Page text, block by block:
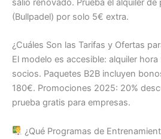
salió renovado. Prueba el alquiler de
(Bullpadel) por solo 5€ extra.
¿Cuáles Son las Tarifas y Ofertas
El modelo es accesible: alquiler
socios. Paquetes B2B incluyen
180€. Promociones 2025: 20%
prueba gratis para empresas.
¿Qué Programas de